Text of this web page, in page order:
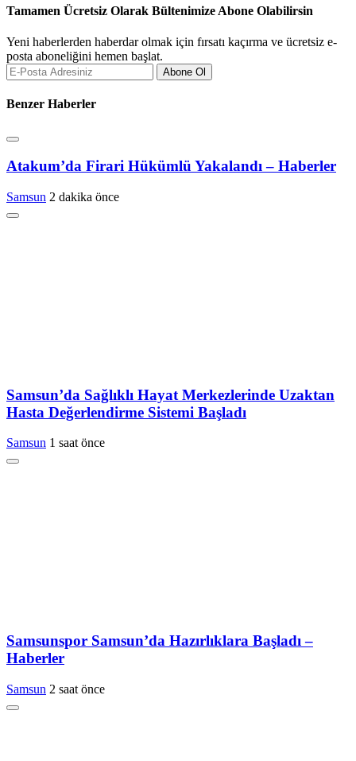
Tamamen Ücretsiz Olarak Bültenimize Abone Olabilirsin
Yeni haberlerden haberdar olmak için fırsatı kaçırma ve ücretsiz e-
posta aboneliğini hemen başlat.
Abone Ol
Benzer Haberler
Atakum’da Firari Hükümlü Yakalandı – Haberler
Samsun 2 dakika önce
Samsun’da Sağlıklı Hayat Merkezlerinde Uzaktan
Hasta Değerlendirme Sistemi Başladı
Samsun 1 saat önce
Samsunspor Samsun’da Hazırlıklara Başladı –
Haberler
Samsun 2 saat önce